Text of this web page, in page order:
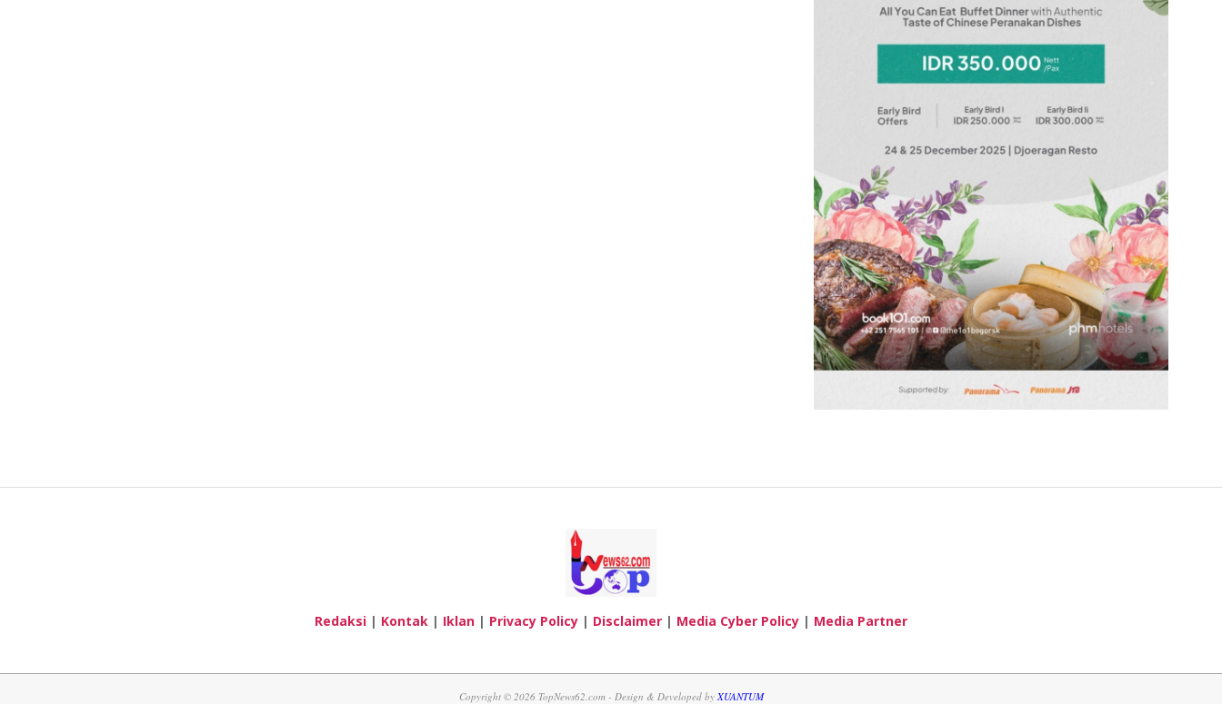
Redaksi | Kontak | Iklan | Privacy Policy | Disclaimer | Media Cyber Policy | Media Partner
Copyright © 2026 TopNews62.com - Design & Developed by XUANTUM